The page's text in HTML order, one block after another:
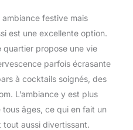
festive mais
est une excellente option.
quartier propose une vie
parfois écrasante
à cocktails soignés, des
L’ambiance y est plus
âges, ce qui en fait un
aussi divertissant.